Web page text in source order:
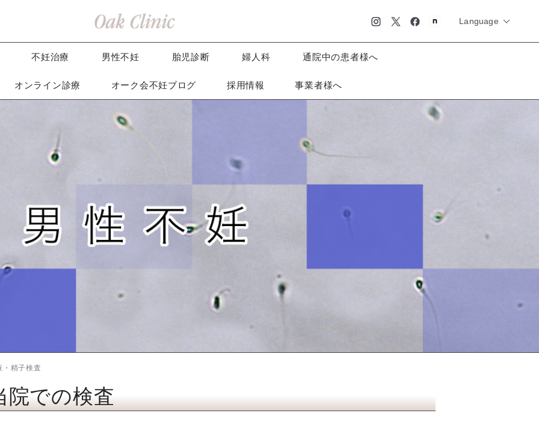
Language
不妊治療 男性不妊 胎児診断 婦人科 通院中の患者様へ
オンライン診療 オーク会不妊ブログ 採用情報 事業者様へ
・精子検査
院での検査